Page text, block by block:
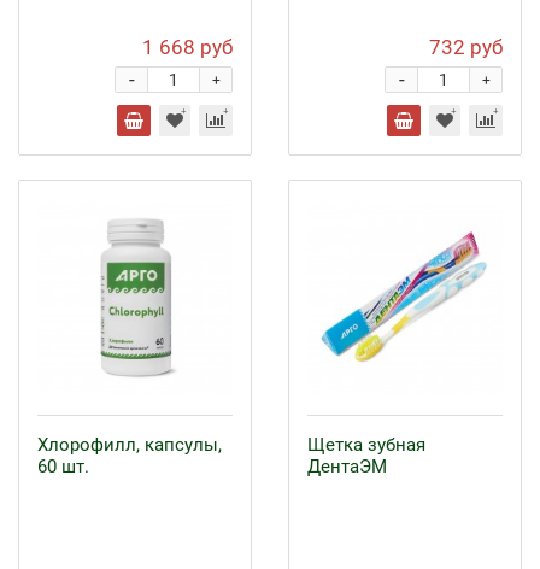
1 668 руб
+
-
732 руб
+
-
Хлорофилл, капсулы,
60 шт.
Щетка зубная
ДентаЭМ